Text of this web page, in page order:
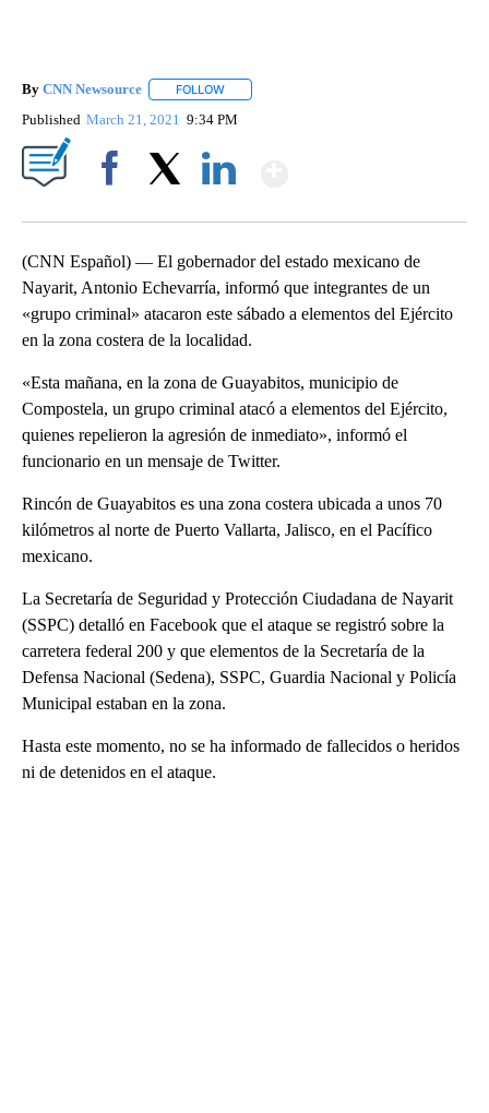
By CNN Newsource FOLLOW
Published March 21, 2021 9:34 PM
(CNN Español) — El gobernador del estado mexicano de
Nayarit, Antonio Echevarría, informó que integrantes de un
«grupo criminal» atacaron este sábado a elementos del Ejército
en la zona costera de la localidad.
«Esta mañana, en la zona de Guayabitos, municipio de
Compostela, un grupo criminal atacó a elementos del Ejército,
quienes repelieron la agresión de inmediato», informó el
funcionario en un mensaje de Twitter.
Rincón de Guayabitos es una zona costera ubicada a unos 70
kilómetros al norte de Puerto Vallarta, Jalisco, en el Pacífico
mexicano.
La Secretaría de Seguridad y Protección Ciudadana de Nayarit
(SSPC) detalló en Facebook que el ataque se registró sobre la
carretera federal 200 y que elementos de la Secretaría de la
Defensa Nacional (Sedena), SSPC, Guardia Nacional y Policía
Municipal estaban en la zona.
Hasta este momento, no se ha informado de fallecidos o heridos
ni de detenidos en el ataque.